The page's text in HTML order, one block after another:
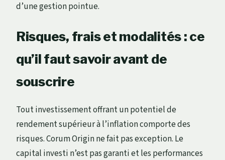
d’une gestion pointue.
Risques, frais et modalités : ce
qu’il faut savoir avant de
souscrire
Tout investissement offrant un potentiel de
rendement supérieur à l’inflation comporte des
risques. Corum Origin ne fait pas exception. Le
capital investi n’est pas garanti et les performances